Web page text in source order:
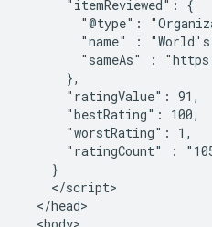
      "itemReviewed": {
"@type":
"name" :
"sameAs" :
      },
      "ratingValue": 91,
      "bestRating": 100,
      "worstRating": 1,
"ratingCount" :
    }
    </script>
  </head>